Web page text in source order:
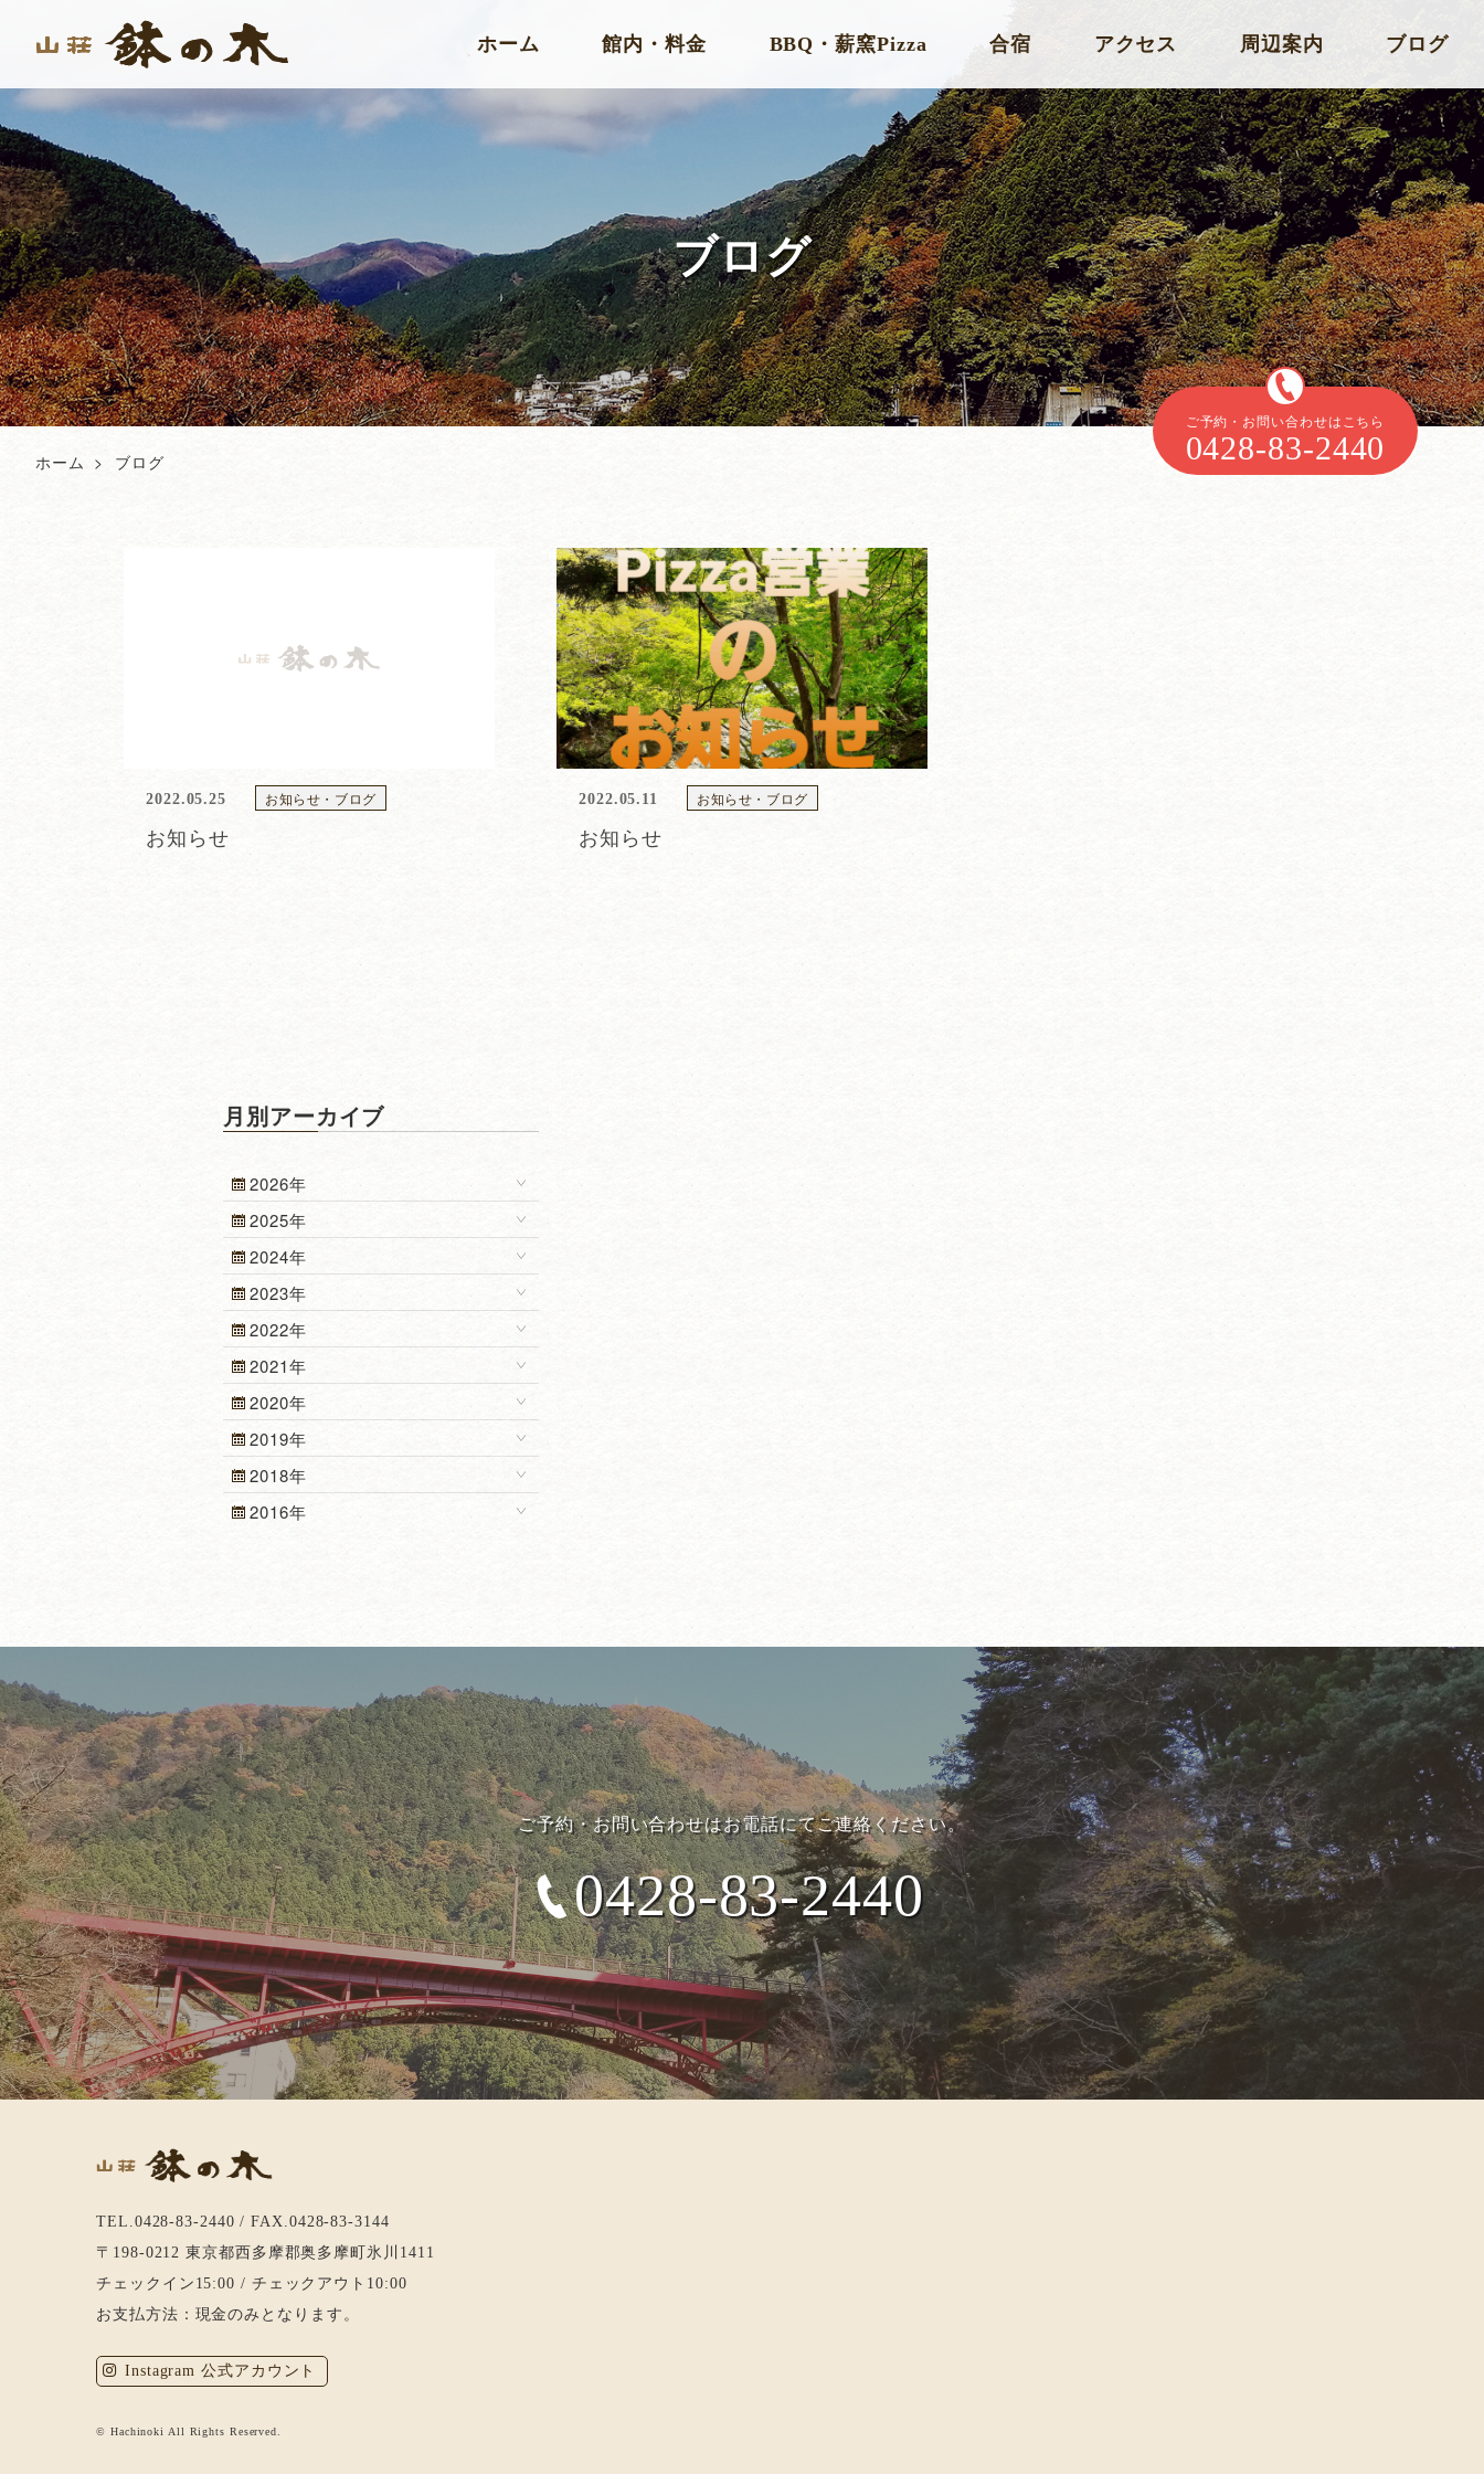
ホーム 館内・料金 BBQ・薪窯Pizza 合宿 アクセス 周辺案内 ブログ
ブログ
ホーム ブログ
2022.05.25 お知らせ・ブログ
お知らせ
2022.05.11 お知らせ・ブログ
お知らせ
月別アーカイブ
2026年
2025年
2024年
2023年
2022年
2021年
2020年
2019年
2018年
2016年
ご予約・お問い合わせはお電話にてご連絡ください。
0428-83-2440
TEL.0428-83-2440 / FAX.0428-83-3144
〒198-0212 東京都西多摩郡奥多摩町氷川1411
チェックイン15:00 / チェックアウト10:00
お支払方法：現金のみとなります。
Instagram 公式アカウント
© Hachinoki All Rights Reserved.
ご予約・お問い合わせはこちら
0428-83-2440